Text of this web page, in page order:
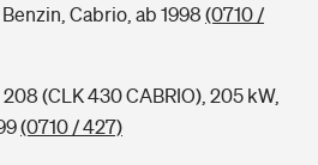
Cabrio, ab 1998 (0710 /
(CLK 430 CABRIO), 205 kW,
(0710 / 427)